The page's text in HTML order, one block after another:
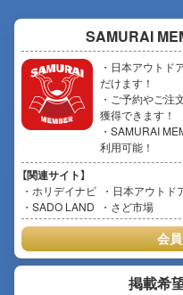
SAMURAI
・日本アウトド
だけます！
・ご予約やご注
獲得できます！
・SAMURAI
利用可能！
【関連サイト】
ホリデイナビ 日本アウトド
SADO LAND
さど市場
会
掲載希